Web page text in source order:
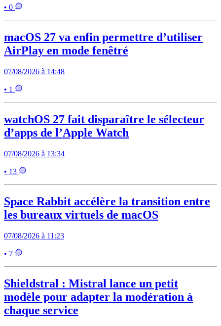
• 0
macOS 27 va enfin permettre d’utiliser
AirPlay en mode fenêtré
07/08/2026 à 14:48
• 1
watchOS 27 fait disparaître le sélecteur
d’apps de l’Apple Watch
07/08/2026 à 13:34
• 13
Space Rabbit accélère la transition entre
les bureaux virtuels de macOS
07/08/2026 à 11:23
• 7
Shieldstral : Mistral lance un petit
modèle pour adapter la modération à
chaque service